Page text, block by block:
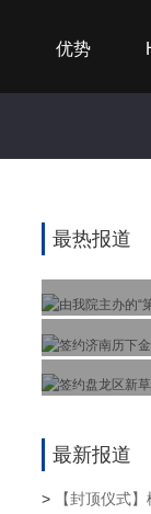
优势
最热报道
最新报道
>
【封顶仪式】松山湖